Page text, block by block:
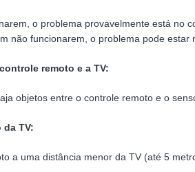
o problema provavelmente está no
não funcionarem, o problema pode
remoto e a TV:
objetos entre o controle remoto e o
da TV:
a uma distância menor da TV (até 5